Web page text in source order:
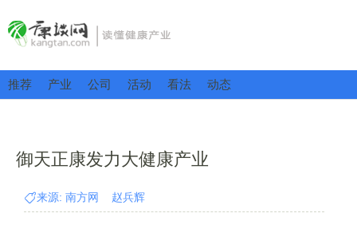
推荐 产业 公司 活动 看法 动态
御天正康发力大健康产业
来源: 南方网 赵兵辉